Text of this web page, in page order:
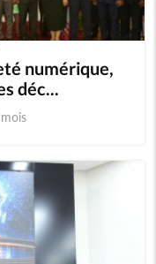
numérique,
déc...